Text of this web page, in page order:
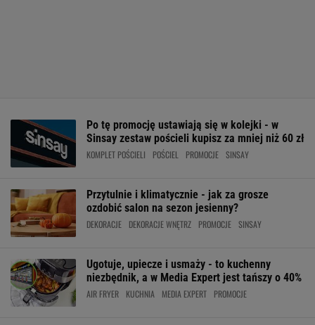
Po tę promocję ustawiają się w kolejki - w
Sinsay zestaw pościeli kupisz za mniej niż 60 zł
KOMPLET POŚCIELI POŚCIEL PROMOCJE SINSAY
Przytulnie i klimatycznie - jak za grosze
ozdobić salon na sezon jesienny?
DEKORACJE DEKORACJE WNĘTRZ PROMOCJE SINSAY
Ugotuje, upiecze i usmaży - to kuchenny
niezbędnik, a w Media Expert jest tańszy o 40%
AIR FRYER KUCHNIA MEDIA EXPERT PROMOCJE